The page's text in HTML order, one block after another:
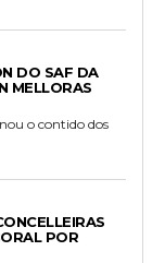
DO SAF DA
MELLORAS
o contido dos
POR